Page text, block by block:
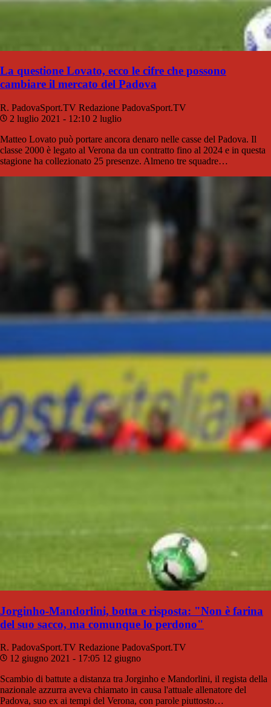
La questione Lovato, ecco le cifre che possono
cambiare il mercato del Padova
R. PadovaSport.TV Redazione PadovaSport.TV
2 luglio 2021 - 12:10 2 luglio
Matteo Lovato può portare ancora denaro nelle casse del Padova. Il
classe 2000 è legato al Verona da un contratto fino al 2024 e in questa
stagione ha collezionato 25 presenze. Almeno tre squadre…
Jorginho-Mandorlini, botta e risposta: "Non è farina
del suo sacco, ma comunque lo perdono"
R. PadovaSport.TV Redazione PadovaSport.TV
12 giugno 2021 - 17:05 12 giugno
Scambio di battute a distanza tra Jorginho e Mandorlini, il regista della
nazionale azzurra aveva chiamato in causa l'attuale allenatore del
Padova, suo ex ai tempi del Verona, con parole piuttosto…